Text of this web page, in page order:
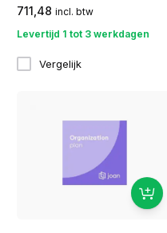
711,48 incl. btw
Levertijd 1 tot 3 werkdagen
Vergelijk